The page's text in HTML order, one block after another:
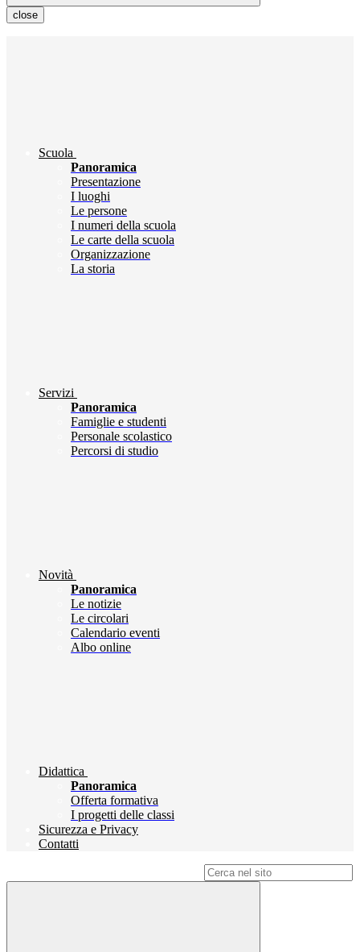
close
Scuola
Panoramica
Presentazione
I luoghi
Le persone
I numeri della scuola
Le carte della scuola
Organizzazione
La storia
Servizi
Panoramica
Famiglie e studenti
Personale scolastico
Percorsi di studio
Novità
Panoramica
Le notizie
Le circolari
Calendario eventi
Albo online
Didattica
Panoramica
Offerta formativa
I progetti delle classi
Sicurezza e Privacy
Contatti